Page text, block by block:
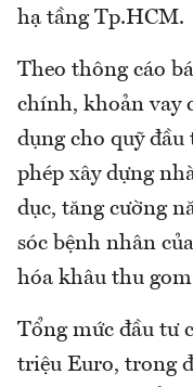
hạ tầng Tp.HCM.
Theo thông cáo
chính, khoản vay
dụng cho quỹ
phép xây dựng
dục, tăng cường
sóc bệnh nhân
hóa khâu thu
Tổng mức đầu tư
triệu Euro, trong